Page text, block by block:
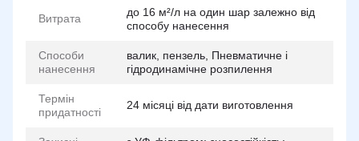
Витрата
до 16 м²/л на один шар залежно від
способу нанесення
Способи
нанесення
валик, пензель, Пневматичне і
гідродинамічне розпилення
Термін
придатності
24 місяці від дати виготовлення